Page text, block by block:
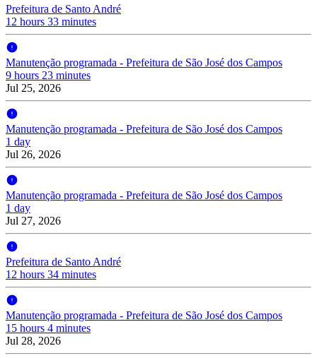
Prefeitura de Santo André
12 hours 33 minutes
Manutenção programada - Prefeitura de São José dos Campos
9 hours 23 minutes
Jul 25, 2026
Manutenção programada - Prefeitura de São José dos Campos
1 day
Jul 26, 2026
Manutenção programada - Prefeitura de São José dos Campos
1 day
Jul 27, 2026
Prefeitura de Santo André
12 hours 34 minutes
Manutenção programada - Prefeitura de São José dos Campos
15 hours 4 minutes
Jul 28, 2026